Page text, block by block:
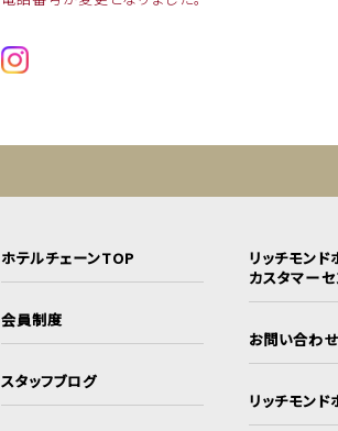
ホテルチェーンTOP
会員制度
スタッフブログ
リッチモンド
カスタマー
お問い合わせ
リッチモン